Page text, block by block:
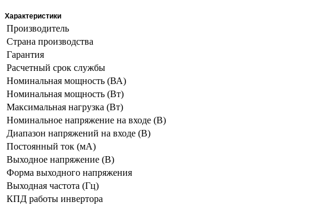
Характеристики
Производитель
Cтрана производства
Гарантия
Расчетный срок службы
Номинальная мощность (ВА)
Номинальная мощность (Вт)
Максимальная нагрузка (Вт)
Номинальное напряжение на входе (В)
Диапазон напряжений на входе (В)
Постоянный ток (мА)
Выходное напряжение (В)
Форма выходного напряжения
Выходная частота (Гц)
КПД работы инвертора